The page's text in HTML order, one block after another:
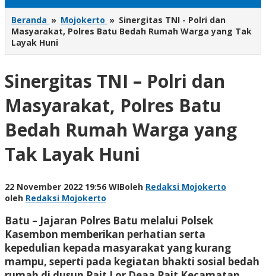
Beranda » Mojokerto » Sinergitas TNI - Polri dan
Masyarakat, Polres Batu Bedah Rumah Warga yang Tak
Layak Huni
Sinergitas TNI – Polri dan
Masyarakat, Polres Batu
Bedah Rumah Warga yang
Tak Layak Huni
22 November 2022 19:56 WIBoleh Redaksi Mojokerto
oleh Redaksi Mojokerto
Batu – Jajaran Polres Batu melalui Polsek
Kasembon memberikan perhatian serta
kepedulian kepada masyarakat yang kurang
mampu, seperti pada kegiatan bhakti sosial bedah